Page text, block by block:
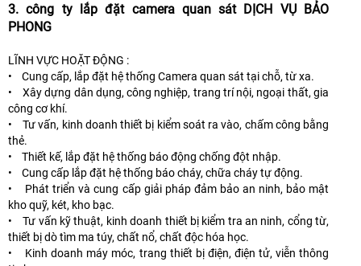
3. công ty lắp đặt camera quan sát DỊCH VỤ BẢO
PHONG
LĨNH VỰC HOẶT ĐỘNG :
• Cung cấp, lắp đặt hệ thống Camera quan sát tại chỗ, từ xa.
• Xây dựng dân dụng, công nghiệp, trang trí nội, ngoại thất, gia
công cơ khí.
• Tư vấn, kinh doanh thiết bị kiểm soát ra vào, chấm công bằng
thẻ.
• Thiết kế, lắp đặt hệ thống báo động chống đột nhập.
• Cung cấp lắp đặt hệ thống báo cháy, chữa cháy tự động.
• Phát triển và cung cấp giải pháp đảm bảo an ninh, bảo mật
kho quỹ, két, kho bạc.
• Tư vấn kỹ thuật, kinh doanh thiết bị kiểm tra an ninh, cổng từ,
thiết bị dò tìm ma túy, chất nổ, chất độc hóa học.
• Kinh doanh máy móc, trang thiết bị điện, điện tử, viễn thông